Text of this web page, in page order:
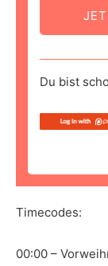
Du bist
Timecodes:
00:00 –